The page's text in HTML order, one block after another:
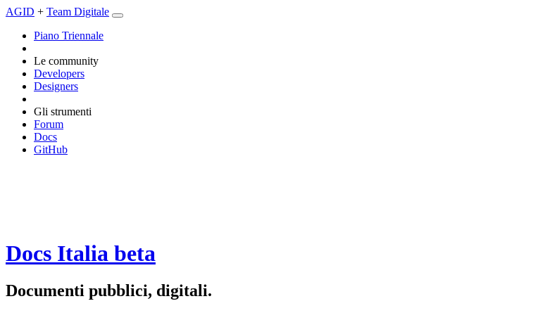
AGID + Team Digitale
Piano Triennale
Le community
Developers
Designers
Gli strumenti
Forum
Docs
GitHub
Docs Italia beta
Documenti pubblici, digitali.